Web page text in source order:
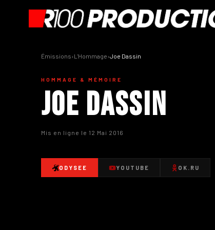
Émissions›L'Hommage›Joe Dassin
HOMMAGE & MÉMOIRE
Joe Dassin
Mis en ligne le 12 Mai 2016
ODYSEE YOUTUBE OK.RU